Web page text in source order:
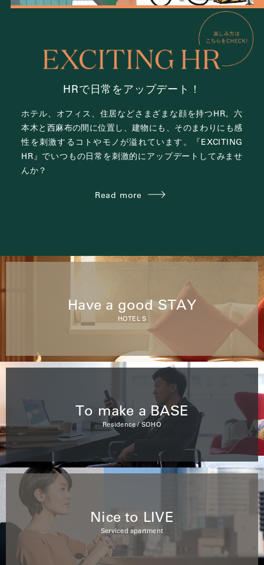
HRで日常をアップデート！
ホテル、オフィス、住居などさまざまな顔を持つHR。六
本木と西麻布の間に位置し、 建物にも、そのまわりにも感
性を刺激する コトやモノが溢れています。
『EXCITING
HR』でいつもの日常を刺激的にアップデートしてみませ
んか？
Read more
Have a good STAY
HOTEL S
To make a BASE
Residence / SOHO
Nice to LIVE
Serviced apartment